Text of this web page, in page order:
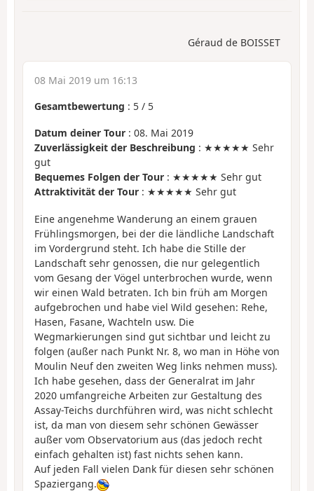
Géraud de BOISSET
08 Mai 2019 um 16:13
Gesamtbewertung : 5 / 5
Datum deiner Tour : 08. Mai 2019
Zuverlässigkeit der Beschreibung : ★★★★★ Sehr
gut
Bequemes Folgen der Tour : ★★★★★ Sehr gut
Attraktivität der Tour : ★★★★★ Sehr gut
Eine angenehme Wanderung an einem grauen
Frühlingsmorgen, bei der die ländliche Landschaft
im Vordergrund steht. Ich habe die Stille der
Landschaft sehr genossen, die nur gelegentlich
vom Gesang der Vögel unterbrochen wurde, wenn
wir einen Wald betraten. Ich bin früh am Morgen
aufgebrochen und habe viel Wild gesehen: Rehe,
Hasen, Fasane, Wachteln usw. Die
Wegmarkierungen sind gut sichtbar und leicht zu
folgen (außer nach Punkt Nr. 8, wo man in Höhe von
Moulin Neuf den zweiten Weg links nehmen muss).
Ich habe gesehen, dass der Generalrat im Jahr
2020 umfangreiche Arbeiten zur Gestaltung des
Assay-Teichs durchführen wird, was nicht schlecht
ist, da man von diesem sehr schönen Gewässer
außer vom Observatorium aus (das jedoch recht
einfach gehalten ist) fast nichts sehen kann.
Auf jeden Fall vielen Dank für diesen sehr schönen
Spaziergang.